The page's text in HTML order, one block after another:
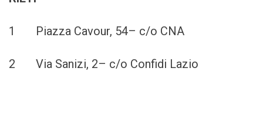
1 Piazza Cavour, 54– c/o CNA
2 Via Sanizi, 2– c/o Confidi Lazio